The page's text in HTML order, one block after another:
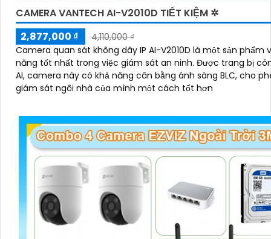
CAMERA VANTECH AI-V2010D TIẾT KIỆM ✲
2,877,000 ₫
4,110,000 ₫
Camera quan sát không dây IP AI-V2010D là một sản phẩm
năng tốt nhất trong việc giám sát an ninh. Được trang bị công nghệ
AI, camera này có khả năng cân bằng ánh sáng BLC, cho
giám sát ngôi nhà của mình một cách tốt hơn